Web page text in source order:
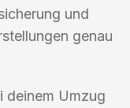
und
genau
deinem Umzug